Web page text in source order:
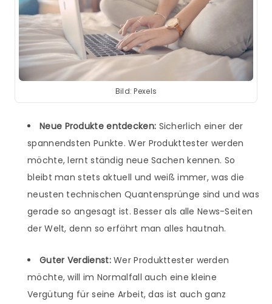
Bild: Pexels
Neue Produkte entdecken: Sicherlich einer der
spannendsten Punkte. Wer Produkttester werden
möchte, lernt ständig neue Sachen kennen. So
bleibt man stets aktuell und weiß immer, was die
neusten technischen Quantensprünge sind und was
gerade so angesagt ist. Besser als alle News-Seiten
der Welt, denn so erfährt man alles hautnah.
Guter Verdienst:Wer Produkttester werden
möchte, will im Normalfall auch eine kleine
Vergütung für seine Arbeit, das ist auch ganz